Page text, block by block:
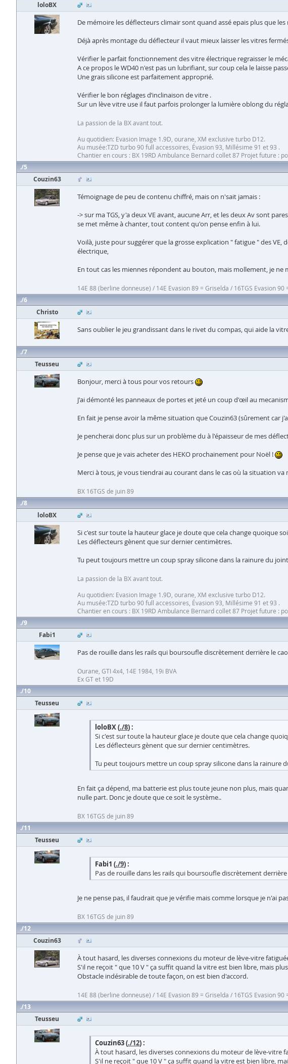
loloBX
De mémoire les déflecteurs climair sont quand assé epais plus que
Déjà après montage du déflecteur il vaut mieux laisser les vitres
Vérifier le parfait fonctionnement des vitre électrique regraisser le
A ce propos le WD40 n'est pas un lubrifiant, sur coup cela le laisse
Une grais silicone est parfaitement approprié.
Vérifier le bon réglages d’inclinaison de vitre .
Sur un lève vitre use il faut parfois prolonger la lumière oblong du
La passion de la BX avant tout.
Au quotidien: Evasion Image 1.9D, ourane, XM exclusive turbo D12.
Au musée:TZD turbo 90 full accessoires, Évasion 93, Millésime 91 et 93 .
Chantier en cours : BX 19RD Ambulance Bernard collet 87 Projet future :
5
Couzin63
Témoignage de peu de contenu chiffré, mais on n'sait jamais :
-> sur ma TGS, y'a deux VE avant, aucune Arr, et les deux Av sont
se met même à chanter, tout content qu'on pense enfin à lui.
Voilà, juste pour suggérer que la grosse explication " fatigue " des
électrique,
En tout cas les miennes répondent au bouton, mais mollement, je ne
14E 88 (berline donneuse) / 14E Evasion 89 = Griselda / 16TGS Evasion 90
6
Christo
Sans oublier le jeu grandissant dans le rivet du compas, qui aide la
7
Teusseu
Bonjour, merci à tous pour vos retours
J'ai démonté les panneaux de portes et jeté un coup d'œil au
En fait je pense avoir la même situation que Couzin63 (sûrement car
Je pencherai donc plus sur un problème du à l'épaisseur de mes
Je pense que je vais acheter des HEKO prochainement pour Noël !
Merci à tous, je vous tiendrai au courant dans le cas où la situation va
BX 16TGS de juin 89
8
loloBX
Si c'est sur toute la hauteur glace je doute que cela change quoique
Les déflecteurs gènent que sur dernier centimètres.
Tu peut toujours mettre un coup spray silicone dans la rainure du
La passion de la BX avant tout.
Au quotidien: Evasion Image 1.9D, ourane, XM exclusive turbo D12.
Au musée:TZD turbo 90 full accessoires, Évasion 93, Millésime 91 et 93 .
Chantier en cours : BX 19RD Ambulance Bernard collet 87 Projet future :
9
Fabi1
Pas de rouille dans les rails qui boursoufle discrètement derrière le
Ourane, GTI 4x4, 14E 1984, 19i BVA
Ex GT et 19D
10
Teusseu
loloBX (./8) :
Si c'est sur toute la hauteur glace je doute que cela change
Les déflecteurs gènent que sur dernier centimètres.
Tu peut toujours mettre un coup spray silicone dans la rainure
En fait ça dépend, ma batterie est plus toute jeune non plus, mais
nulle part. Donc je doute que ce soit le système..
BX 16TGS de juin 89
11
Teusseu
Fabi1 (./9) :
Pas de rouille dans les rails qui boursoufle discrètement
Je ne pense pas, il faudrait que je vérifie mais comme lorsque je n'ai
BX 16TGS de juin 89
12
Couzin63
À tout hasard, les diverses connexions du moteur de lève-vitre
S'il ne reçoit " que 10 V " ça suffit quand la vitre est bien libre, mais
Obstacle indésirable de toute façon, on est bien d'accord.
14E 88 (berline donneuse) / 14E Evasion 89 = Griselda / 16TGS Evasion 90
13
Teusseu
Couzin63 (./12) :
À tout hasard, les diverses connexions du moteur de lève-vitre
S'il ne reçoit " que 10 V " ça suffit quand la vitre est bien libre,